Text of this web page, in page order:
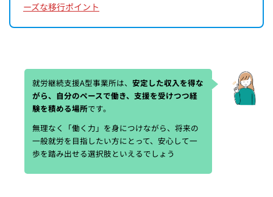
ーズな移行ポイント
就労継続支援A型事業所は、 安定した収入を得な
がら、自分のペースで働き、支援を受けつつ経
験を積める場所です。
無理なく「働く力」を身につけながら、将来の
一般就労を目指したい方にとって、安心して一
歩を踏み出せる選択肢といえるでしょう